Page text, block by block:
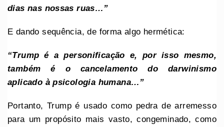
dias nas nossas ruas…”
E dando sequência, de forma algo hermética:
“Trump é a personificação e, por isso mesmo,
também é o cancelamento do darwinismo
aplicado à psicologia humana…”
Portanto, Trump é usado como pedra de arremesso
para um propósito mais vasto, congeminado, como